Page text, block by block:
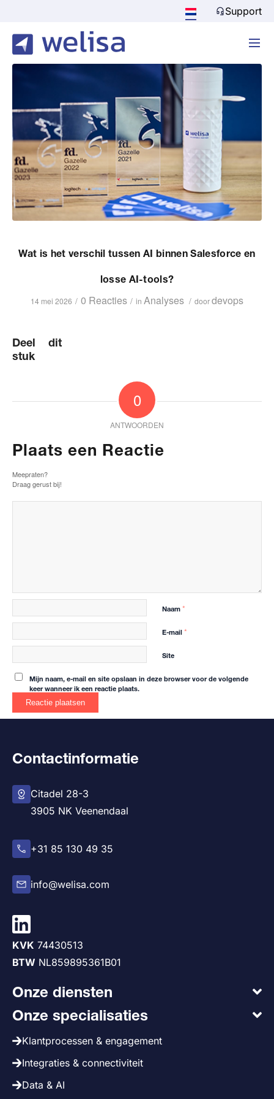
Support
Wat is het verschil tussen AI binnen Salesforce en
losse AI-tools?
14 mei 2026 / 0 Reacties / in Analyses / doordevops
Deel dit
stuk
0
ANTWOORDEN
Plaats een Reactie
Meepraten?
Draag gerust bij!
Naam *
E-mail *
Site
Mijn naam, e-mail en site opslaan in deze browser voor de volgende
keer wanneer ik een reactie plaats.
Contactinformatie
Citadel 28-3
3905 NK Veenendaal
+31 85 130 49 35
info@welisa.com
KVK 74430513
BTW NL859895361B01
Onze diensten
Onze specialisaties
Klantprocessen & engagement
Integraties & connectiviteit
Data & AI